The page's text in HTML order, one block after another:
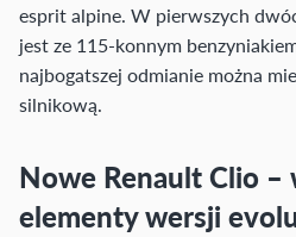
esprit alpine. W pierwszych
jest ze 115-konnym
najbogatszej odmianie można
silnikową.
Nowe Renault Clio –
elementy wersji